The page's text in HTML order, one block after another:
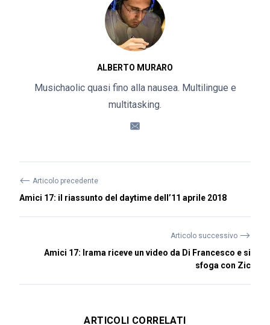
ALBERTO MURARO
Musichaolic quasi fino alla nausea. Multilingue e
multitasking.
⟵ Articolo precedente
Amici 17: il riassunto del daytime dell’11 aprile 2018
Articolo successivo ⟶
Amici 17: Irama riceve un video da Di Francesco e si
sfoga con Zic
ARTICOLI CORRELATI